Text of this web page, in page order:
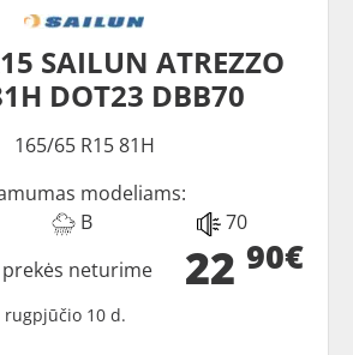
SAILUN ATREZZO
DOT23 DBB70
165/65 R15 81H
modeliams:
B 70
22 90€
neturime
10 d.